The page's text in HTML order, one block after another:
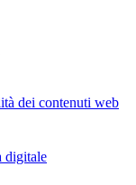
dei contenuti web
digitale